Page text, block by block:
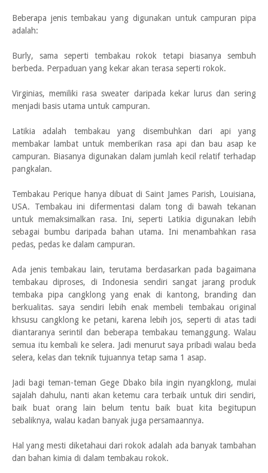
Beberapa jenis tembakau yang digunakan untuk campuran pipa
adalah:
Burly, sama seperti tembakau rokok tetapi biasanya sembuh
berbeda. Perpaduan yang kekar akan terasa seperti rokok.
Virginias, memiliki rasa sweater daripada kekar lurus dan sering
menjadi basis utama untuk campuran.
Latikia adalah tembakau yang disembuhkan dari api yang
membakar lambat untuk memberikan rasa api dan bau asap ke
campuran. Biasanya digunakan dalam jumlah kecil relatif terhadap
pangkalan.
Tembakau Perique hanya dibuat di Saint James Parish, Louisiana,
USA. Tembakau ini difermentasi dalam tong di bawah tekanan
untuk memaksimalkan rasa. Ini, seperti Latikia digunakan lebih
sebagai bumbu daripada bahan utama. Ini menambahkan rasa
pedas, pedas ke dalam campuran.
Ada jenis tembakau lain, terutama berdasarkan pada bagaimana
tembakau diproses, di Indonesia sendiri sangat jarang produk
tembaka pipa cangklong yang enak di kantong, branding dan
berkualitas. saya sendiri lebih enak membeli tembakau original
khsusu cangklong ke petani, karena lebih jos, seperti di atas tadi
diantaranya serintil dan beberapa tembakau temanggung. Walau
semua itu kembali ke selera. Jadi menurut saya pribadi walau beda
selera, kelas dan teknik tujuannya tetap sama 1 asap.
Jadi bagi teman-teman Gege Dbako bila ingin nyangklong, mulai
sajalah dahulu, nanti akan ketemu cara terbaik untuk diri sendiri,
baik buat orang lain belum tentu baik buat kita begitupun
sebaliknya, walau kadan banyak juga persamaannya.
Hal yang mesti diketahaui dari rokok adalah ada banyak tambahan
dan bahan kimia di dalam tembakau rokok.